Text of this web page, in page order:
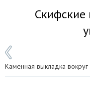
Скифские
Каменная выкладка